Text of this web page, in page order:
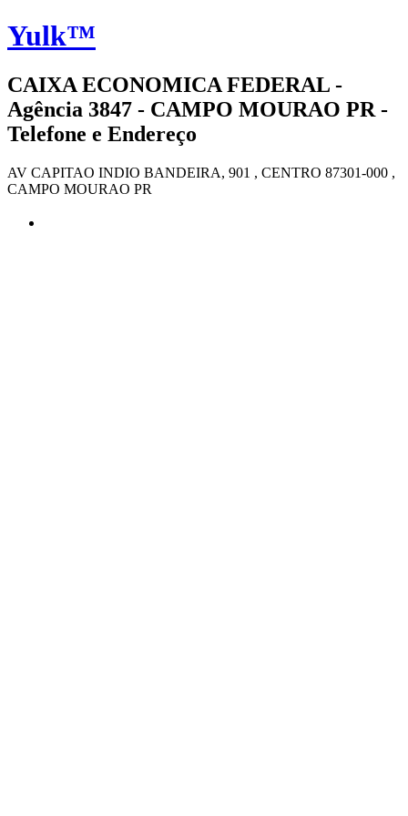
Yulk™
CAIXA ECONOMICA FEDERAL -
Agência 3847 - CAMPO MOURAO PR -
Telefone e Endereço
AV CAPITAO INDIO BANDEIRA, 901 , CENTRO 87301-000 ,
CAMPO MOURAO PR